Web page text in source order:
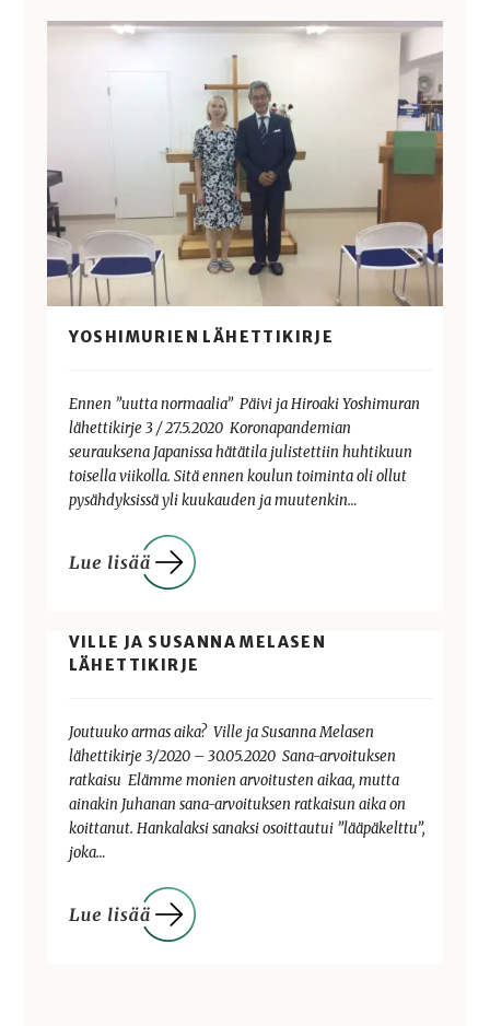
YOSHIMURIEN LÄHETTIKIRJE
Ennen ”uutta normaalia” Päivi ja Hiroaki Yoshimuran
lähettikirje 3 / 27.5.2020 Koronapandemian
seurauksena Japanissa hätätila julistettiin huhtikuun
toisella viikolla. Sitä ennen koulun toiminta oli ollut
pysähdyksissä yli kuukauden ja muutenkin…
VILLE JA SUSANNA MELASEN
LÄHETTIKIRJE
Joutuuko armas aika? Ville ja Susanna Melasen
lähettikirje 3/2020 – 30.05.2020 Sana-arvoituksen
ratkaisu Elämme monien arvoitusten aikaa, mutta
ainakin Juhanan sana-arvoituksen ratkaisun aika on
koittanut. Hankalaksi sanaksi osoittautui ”lääpäkelttu”,
joka…